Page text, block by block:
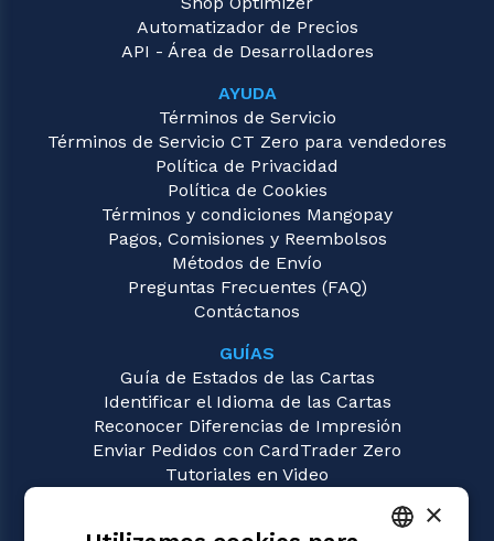
Automatizador de Precios
API - Área de Desarrolladores
AYUDA
Términos de Servicio
Términos de Servicio CT Zero para vendedores
Política de Privacidad
Política de Cookies
Términos y condiciones Mangopay
Pagos, Comisiones y Reembolsos
Métodos de Envío
Preguntas Frecuentes (FAQ)
Contáctanos
GUÍAS
Guía de Estados de las Cartas
Identificar el Idioma de las Cartas
Reconocer Diferencias de Impresión
Enviar Pedidos con CardTrader Zero
Tutoriales en Video
×